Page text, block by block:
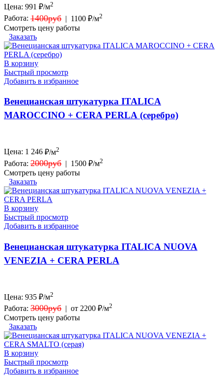
Цена: 991 ₽/м2
Работа: 1400руб | 1100 ₽/м2
Смотреть цену работы
Заказать
В корзину
Быстрый просмотр
Добавить в избранное
Венецианская штукатурка ITALICA
MAROCCINO + CERA PERLA (серебро)
Цена: 1 246 ₽/м2
Работа: 2000руб | 1500 ₽/м2
Смотреть цену работы
Заказать
В корзину
Быстрый просмотр
Добавить в избранное
Венецианская штукатурка ITALICA NUOVA
VENEZIA + CERA PERLA
Цена: 935 ₽/м2
Работа: 3000руб | от 2200 ₽/м2
Смотреть цену работы
Заказать
В корзину
Быстрый просмотр
Добавить в избранное